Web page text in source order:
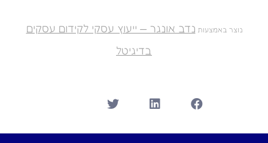
נוצר באמצעות נדב אונגר — ייעוץ עסקי לקידום עסקים
בדיגיטל